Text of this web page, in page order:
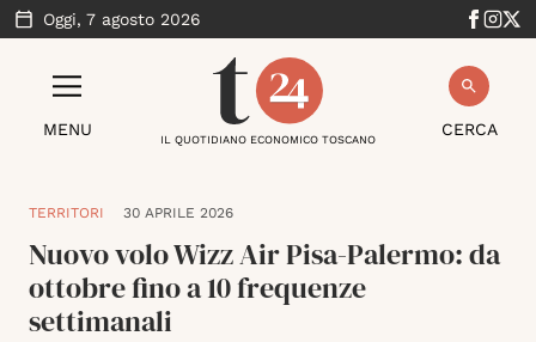
Oggi, 7 agosto 2026
MENU CERCA
IL QUOTIDIANO ECONOMICO TOSCANO
TERRITORI 30 APRILE 2026
Nuovo volo Wizz Air Pisa-Palermo: da
ottobre fino a 10 frequenze
settimanali